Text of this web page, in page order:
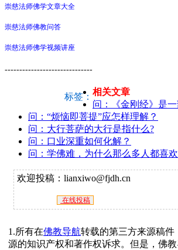
崇慈法师佛学文章大全
崇慈法师佛教问答
崇慈法师佛学视频讲座
------------------------------
标签： 相关文章
问：《金刚经》是
问：“烦恼即菩提”应怎样理解？
问：大行菩萨的大行是指什么?
问：口业深重如何化解？
问：学佛难，为什么那么多人都喜
欢迎投稿：lianxiwo@fjdh.cn
在线投稿
1.所有在佛教导航转载的第三方来源稿件
源的知识产权和著作权诉求。但是，佛